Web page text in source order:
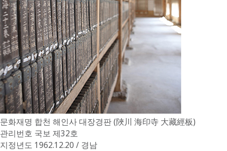
문화재명 합천 해인사 대장경판 (陜川 海印寺 大藏經板)
관리번호 국보 제32호
지정년도 1962.12.20 / 경남